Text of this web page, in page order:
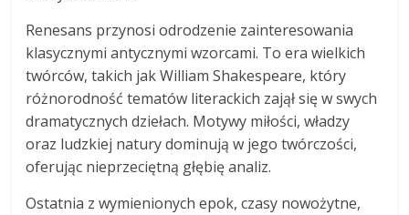
Renesans przynosi odrodzenie zainteresowania
klasycznymi antycznymi wzorcami. To era wielkich
twórców, takich jak William Shakespeare, który
różnorodność tematów literackich zajął się w swych
dramatycznych dziełach. Motywy miłości, władzy
oraz ludzkiej natury dominują w jego twórczości,
oferując nieprzeciętną głębię analiz.
Ostatnia z wymienionych epok, czasy nowożytne,